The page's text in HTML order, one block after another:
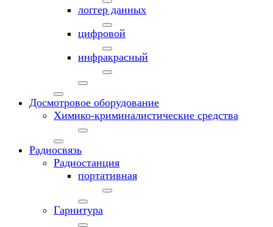
логгер данных
цифровой
инфракрасный
Досмотровое оборудование
Химико-криминалистические средства
Радиосвязь
Радиостанция
портативная
Гарнитура